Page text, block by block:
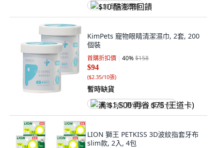
$10 酷澎幣回饋
KimPets 寵物眼睛清潔濕巾, 2套, 200
個裝
首購折扣價 40%$158
$94
($2.35/10張)
暫時缺貨
满 $1,500 再省 $75 (王道卡)
LION 獅王 PETKISS 3D波紋指套牙布
slim款, 2入, 4包